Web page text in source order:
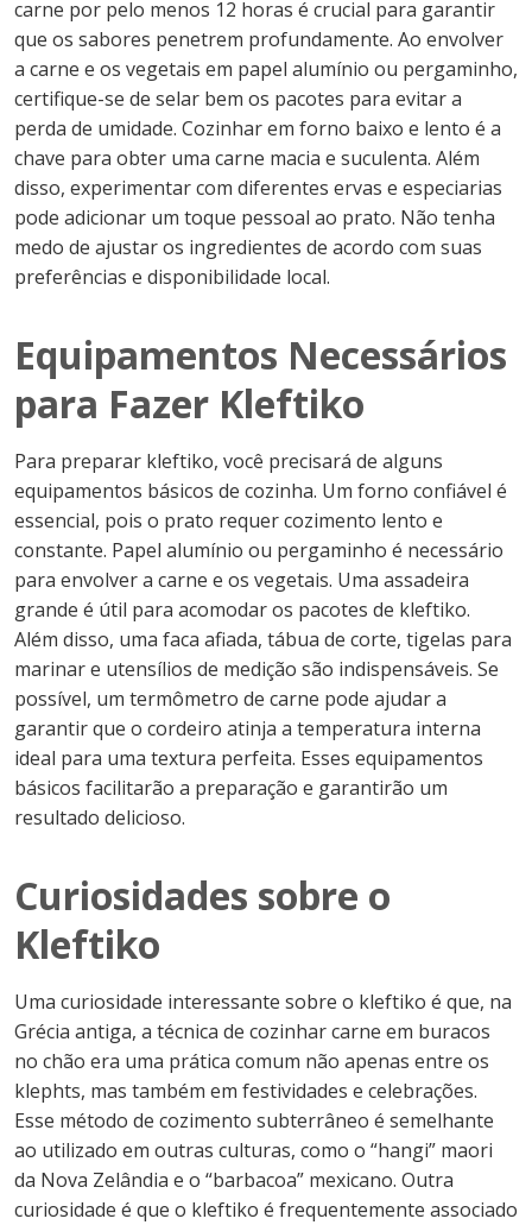
carne por pelo menos 12 horas é crucial para garantir
que os sabores penetrem profundamente. Ao envolver
a carne e os vegetais em papel alumínio ou pergaminho,
certifique-se de selar bem os pacotes para evitar a
perda de umidade. Cozinhar em forno baixo e lento é a
chave para obter uma carne macia e suculenta. Além
disso, experimentar com diferentes ervas e especiarias
pode adicionar um toque pessoal ao prato. Não tenha
medo de ajustar os ingredientes de acordo com suas
preferências e disponibilidade local.
Equipamentos Necessários
para Fazer Kleftiko
Para preparar kleftiko, você precisará de alguns
equipamentos básicos de cozinha. Um forno confiável é
essencial, pois o prato requer cozimento lento e
constante. Papel alumínio ou pergaminho é necessário
para envolver a carne e os vegetais. Uma assadeira
grande é útil para acomodar os pacotes de kleftiko.
Além disso, uma faca afiada, tábua de corte, tigelas para
marinar e utensílios de medição são indispensáveis. Se
possível, um termômetro de carne pode ajudar a
garantir que o cordeiro atinja a temperatura interna
ideal para uma textura perfeita. Esses equipamentos
básicos facilitarão a preparação e garantirão um
resultado delicioso.
Curiosidades sobre o
Kleftiko
Uma curiosidade interessante sobre o kleftiko é que, na
Grécia antiga, a técnica de cozinhar carne em buracos
no chão era uma prática comum não apenas entre os
klephts, mas também em festividades e celebrações.
Esse método de cozimento subterrâneo é semelhante
ao utilizado em outras culturas, como o “hangi” maori
da Nova Zelândia e o “barbacoa” mexicano. Outra
curiosidade é que o kleftiko é frequentemente associado